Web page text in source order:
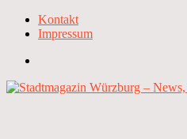
Kontakt
Impressum